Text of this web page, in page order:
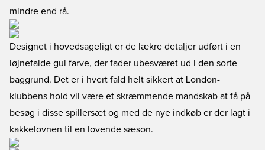
mindre end rå.
Designet i hovedsageligt er de lækre detaljer udført i en
iøjnefalde gul farve, der fader ubesværet ud i den sorte
baggrund. Det er i hvert fald helt sikkert at London-
klubbens hold vil være et skræmmende mandskab at få på
besøg i disse spillersæt og med de nye indkøb er der lagt i
kakkelovnen til en lovende sæson.